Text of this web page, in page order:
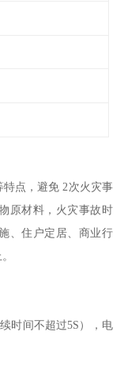
点，避免 2次火灾事
原材料，火灾事故时
、住户定居、商业行
时间不超过5S），电